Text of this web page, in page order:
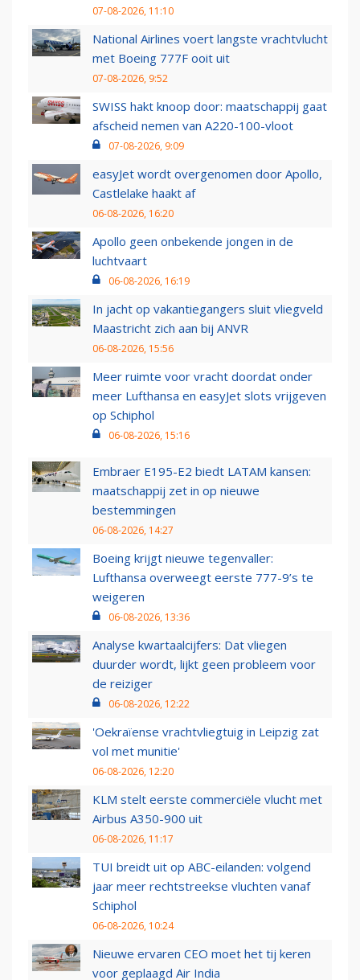
07-08-2026, 11:10
National Airlines voert langste vrachtvlucht
met Boeing 777F ooit uit
07-08-2026, 9:52
SWISS hakt knoop door: maatschappij gaat
afscheid nemen van A220-100-vloot
07-08-2026, 9:09
easyJet wordt overgenomen door Apollo,
Castlelake haakt af
06-08-2026, 16:20
Apollo geen onbekende jongen in de
luchtvaart
06-08-2026, 16:19
In jacht op vakantiegangers sluit vliegveld
Maastricht zich aan bij ANVR
06-08-2026, 15:56
Meer ruimte voor vracht doordat onder
meer Lufthansa en easyJet slots vrijgeven
op Schiphol
06-08-2026, 15:16
Embraer E195-E2 biedt LATAM kansen:
maatschappij zet in op nieuwe
bestemmingen
06-08-2026, 14:27
Boeing krijgt nieuwe tegenvaller:
Lufthansa overweegt eerste 777-9’s te
weigeren
06-08-2026, 13:36
Analyse kwartaalcijfers: Dat vliegen
duurder wordt, lijkt geen probleem voor
de reiziger
06-08-2026, 12:22
'Oekraïense vrachtvliegtuig in Leipzig zat
vol met munitie'
06-08-2026, 12:20
KLM stelt eerste commerciële vlucht met
Airbus A350-900 uit
06-08-2026, 11:17
TUI breidt uit op ABC-eilanden: volgend
jaar meer rechtstreekse vluchten vanaf
Schiphol
06-08-2026, 10:24
Nieuwe ervaren CEO moet het tij keren
voor geplaagd Air India